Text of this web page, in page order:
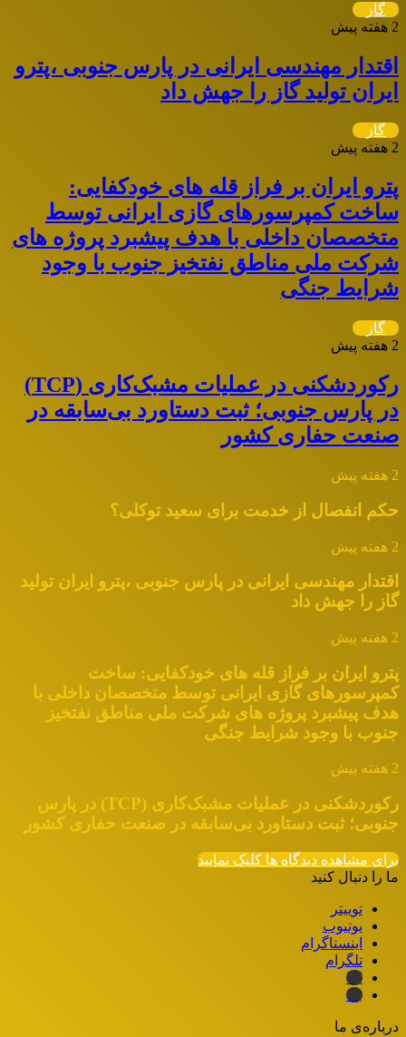
گاز
2 هفته پیش
اقتدار مهندسی ایرانی در پارس جنوبی ،پترو
ایران تولید گاز را جهش داد
گاز
2 هفته پیش
پترو ایران بر فراز قله های خودکفایی:
ساخت کمپرسورهای گازی ایرانی توسط
متخصصان داخلی با هدف پیشبرد پروژه های
شرکت ملی مناطق نفتخیز جنوب با وجود
شرایط جنگی
گاز
2 هفته پیش
رکوردشکنی در عملیات مشبک‌کاری (TCP)
در پارس جنوبی؛ ثبت دستاورد بی‌سابقه در
صنعت حفاری کشور
2 هفته پیش
حکم انفصال از خدمت برای سعید توکلی؟
2 هفته پیش
اقتدار مهندسی ایرانی در پارس جنوبی ،پترو ایران تولید
گاز را جهش داد
2 هفته پیش
پترو ایران بر فراز قله های خودکفایی: ساخت
کمپرسورهای گازی ایرانی توسط متخصصان داخلی با
هدف پیشبرد پروژه های شرکت ملی مناطق نفتخیز
جنوب با وجود شرایط جنگی
2 هفته پیش
رکوردشکنی در عملیات مشبک‌کاری (TCP) در پارس
جنوبی؛ ثبت دستاورد بی‌سابقه در صنعت حفاری کشور
برای مشاهده دیدگاه ها کلیک نمایید
ما را دنبال کنید
توییتر
یوتیوب
اینستاگرام
تلگرام
ایتا
بله
درباره‌ی ما